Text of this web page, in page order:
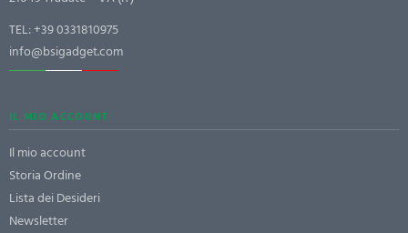
TEL:+39 0331810975
info@bsigadget.com
IL MIO ACCOUNT
Il mio account
Storia Ordine
Lista dei Desideri
Newsletter